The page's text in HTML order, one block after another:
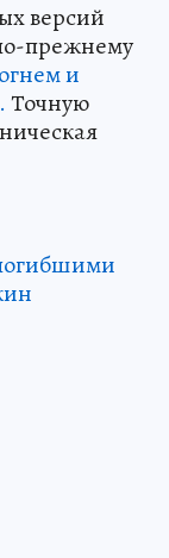
версий
прежнему
и
Точную